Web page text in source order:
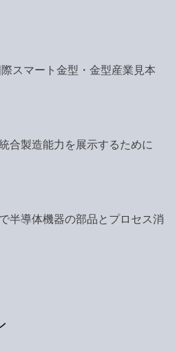
スマート金型・金型産業見本
合製造能力を展示するために
半導体機器の部品とプロセス消